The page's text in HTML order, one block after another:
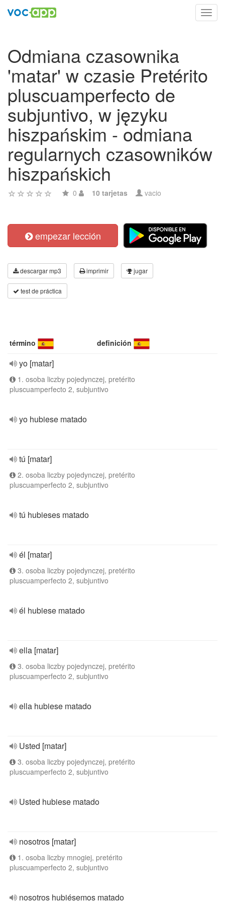
Odmiana czasownika
'matar' w czasie Pretérito
pluscuamperfecto de
subjuntivo, w języku
hiszpańskim - odmiana
regularnych czasowników
hiszpańskich
0 10 tarjetas vacio
empezar lección
descargar mp3 imprimir jugar
test de práctica
término definición
yo [matar]
1. osoba liczby pojedynczej, pretérito
pluscuamperfecto 2, subjuntivo
yo hubiese matado
tú [matar]
2. osoba liczby pojedynczej, pretérito
pluscuamperfecto 2, subjuntivo
tú hubieses matado
él [matar]
3. osoba liczby pojedynczej, pretérito
pluscuamperfecto 2, subjuntivo
él hubiese matado
ella [matar]
3. osoba liczby pojedynczej, pretérito
pluscuamperfecto 2, subjuntivo
ella hubiese matado
Usted [matar]
3. osoba liczby pojedynczej, pretérito
pluscuamperfecto 2, subjuntivo
Usted hubiese matado
nosotros [matar]
1. osoba liczby mnogiej, pretérito
pluscuamperfecto 2, subjuntivo
nosotros hubiésemos matado